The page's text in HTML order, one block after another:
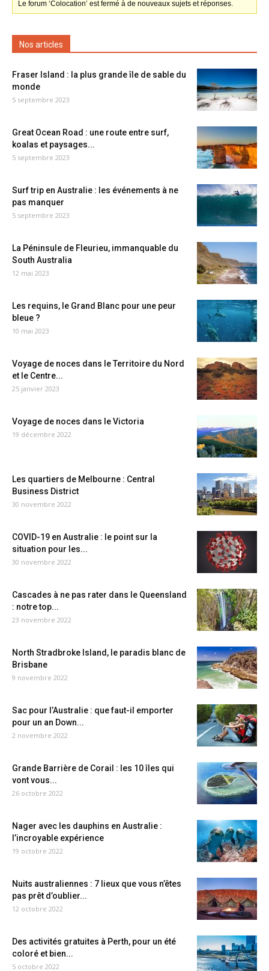
Le forum ‘Colocation’ est fermé à de nouveaux sujets et réponses.
Nos articles
Fraser Island : la plus grande île de sable du
monde
5 septembre 2023
Great Ocean Road : une route entre surf,
koalas et paysages...
5 septembre 2023
Surf trip en Australie : les événements à ne
pas manquer
5 septembre 2023
La Péninsule de Fleurieu, immanquable du
South Australia
12 mai 2023
Les requins, le Grand Blanc pour une peur
bleue ?
10 mai 2023
Voyage de noces dans le Territoire du Nord
et le Centre...
25 janvier 2023
Voyage de noces dans le Victoria
19 décembre 2022
Les quartiers de Melbourne : Central
Business District
30 novembre 2022
COVID-19 en Australie : le point sur la
situation pour les...
30 novembre 2022
Cascades à ne pas rater dans le Queensland
: notre top...
23 novembre 2022
North Stradbroke Island, le paradis blanc de
Brisbane
9 novembre 2022
Sac pour l’Australie : que faut-il emporter
pour un an Down...
2 novembre 2022
Grande Barrière de Corail : les 10 îles qui
vont vous...
26 octobre 2022
Nager avec les dauphins en Australie :
l’incroyable expérience
19 octobre 2022
Nuits australiennes : 7 lieux que vous n’êtes
pas prêt d’oublier...
12 octobre 2022
Des activités gratuites à Perth, pour un été
coloré et bien...
5 octobre 2022